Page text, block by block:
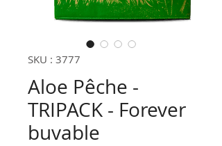
SKU : 3777
Aloe Pêche -
TRIPACK - Forever
buvable